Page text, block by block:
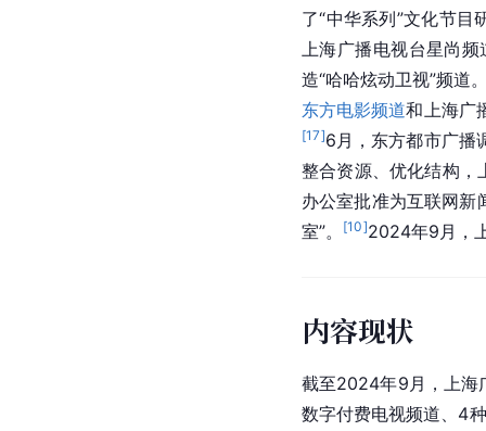
了“中华系列”文化节目
上海广播电视台星尚
造“哈哈炫动卫视”频道
东方电影频道和上海广
[17]6月，东方都市广播
整合资源、优化结构，
办公室批准为互联网新
室”。
[10]2024年9月，
内容现状
截至2024年9月，上海
数字付费电视频道、4